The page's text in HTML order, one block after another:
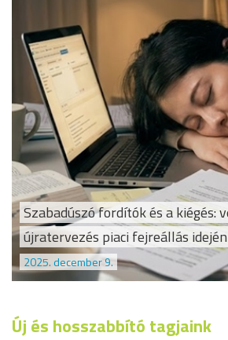
Szabadúszó fordítók és a kiégés:
újratervezés piaci fejreállás idején
2025. december 9.
Új és hosszabbító tagjaink